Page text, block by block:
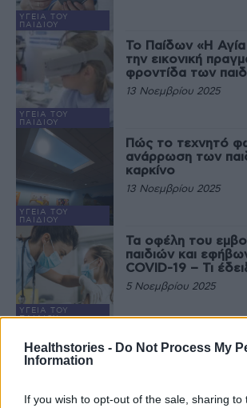
Healthstories - Do Not Process My
Information
If you wish to opt-out of the sale, sharing to
ΥΓΕΊΑ ΤΟΥ
ΠΑΙΔΙΟΎ
ΥΓΕΊΑ ΤΟΥ
ΠΑΙΔΙΟΎ
Το Παίδων «Η
την εικονική
φροντίδα των
13 Νοεμβρίου 2025
ΥΓΕΊΑ ΤΟΥ
ΠΑΙΔΙΟΎ
Πώς το τεχνητό
ανάρρωση των
καρκίνο
13 Νοεμβρίου 2025
ΥΓΕΊΑ ΤΟΥ
ΠΑΙΔΙΟΎ
Τα οφέλη του
παιδιών και
COVID-19 – Τι
5 Νοεμβρίου 2025
Συγκρούσεις
Πολύτιμες
10 Οκτωβρίου 2025